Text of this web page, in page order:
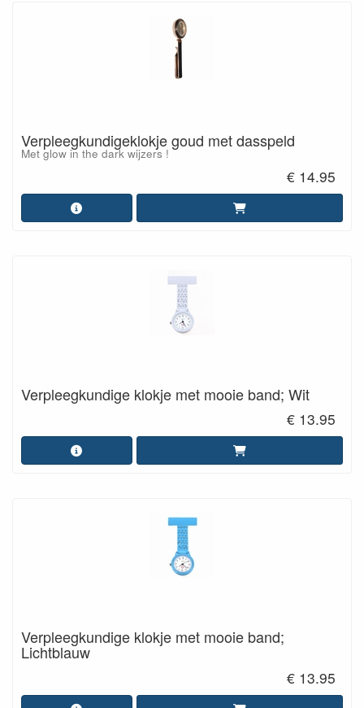
Verpleegkundigeklokje goud met dasspeld
Met glow in the dark wijzers !
€ 14.95
Verpleegkundige klokje met mooie band; Wit
€ 13.95
Verpleegkundige klokje met mooie band;
Lichtblauw
€ 13.95